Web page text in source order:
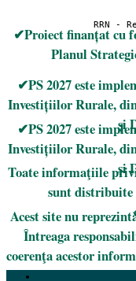
RRN -
✔Proiect finanțat cu
Planul
✔PS 2027 este
Investițiilor Rurale,
și
✔PS 2027 este
Investițiilor Rurale,
și
Toate informaţiile
sunt distribuite
Acest site nu
Întreaga
coerenţa acestor